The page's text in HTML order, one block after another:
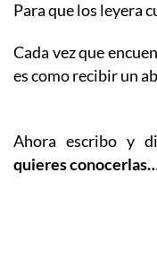
Para que los leyera
Cada vez que
es como recibir un
Ahora escribo y
quieres